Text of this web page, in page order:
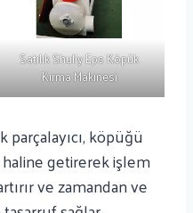
Satılık Shuliy Eps Köpük
Kırma Makinesi
parçalayıcı, köpüğü
getirerek işlem
ve zamandan ve